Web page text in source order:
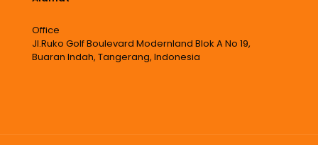
Office
Jl.Ruko Golf Boulevard Modernland Blok A No 19,
Buaran Indah, Tangerang, Indonesia